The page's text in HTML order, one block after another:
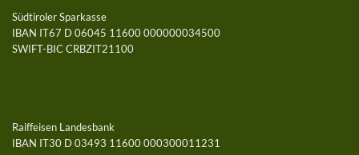
Südtiroler Sparkasse
IBAN IT67 D 06045 11600 000000034500
SWIFT-BIC CRBZIT21100
Raiffeisen Landesbank
IBAN IT30 D 03493 11600 000300011231